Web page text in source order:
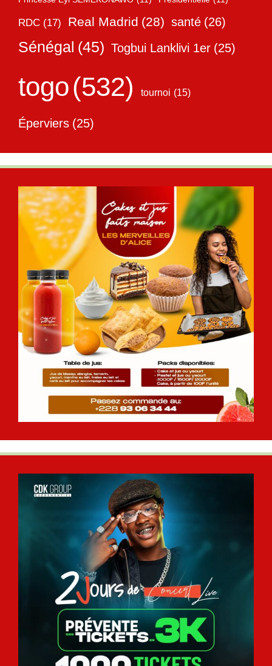
RDC (17) Real Madrid (28) santé (26)
Sénégal (45) Togbui Lanklivi 1er (25)
togo(532) tournoi (15)
Éperviers (25)